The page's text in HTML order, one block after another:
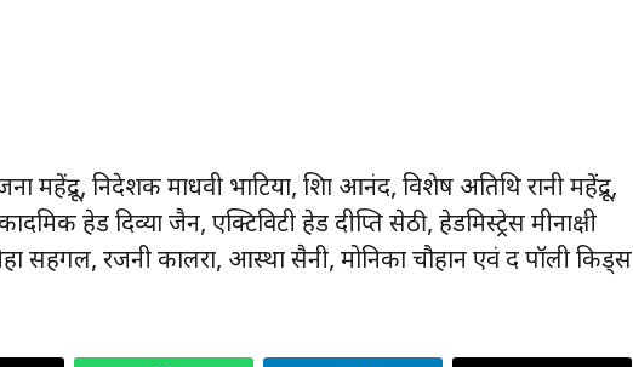
निदेशक माधवी भाटिया, शिप्रा आनंद, विशेष अतिथि रानी महेंद्रू,
हेड दिव्या जैन, एक्टिविटी हेड दीप्ति सेठी, हेडमिस्ट्रेस मीनाक्षी
सहगल, रजनी कालरा, आस्था सैनी, मोनिका चौहान एवं द पॉली किड्स